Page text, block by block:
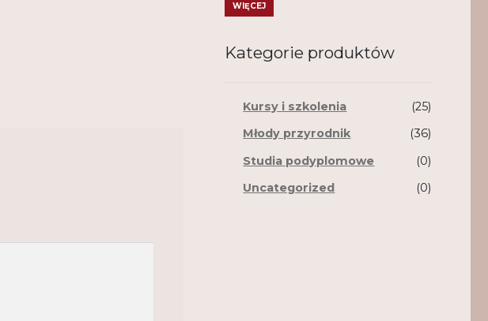
WIĘCEJ
Kategorie produktów
Kursy i szkolenia
(25)
Młody przyrodnik
(36)
Studia podyplomowe
(0)
Uncategorized
(0)